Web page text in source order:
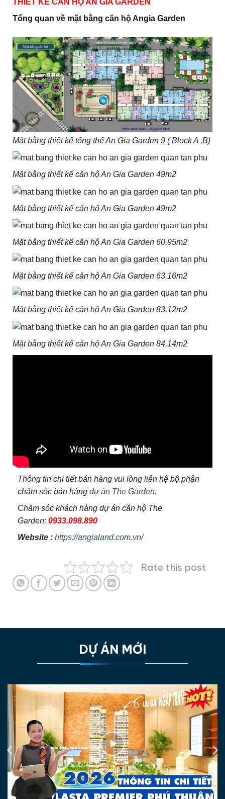
Tổng quan về mặt bằng căn hộ Angia Garden
Mặt bằng thiết kế tổng thể An Gia Garden 9 ( Block A ,B)
Mặt bằng thiết kế căn hộ An Gia Garden 49m2
Mặt bằng thiết kế căn hộ An Gia Garden 49m2
Mặt bằng thiết kế căn hộ An Gia Garden 60,95m2
Mặt bằng thiết kế căn hộ An Gia Garden 63,16m2
Mặt bằng thiết kế căn hộ An Gia Garden 83,12m2
Mặt bằng thiết kế căn hộ An Gia Garden 84,14m2
Thông tin chi tiết bán hàng vui lòng liên hệ bộ phận
chăm sóc bán hàng dự án The Garden:
Chăm sóc khách hàng dự án căn hộ The
Garden: 0933.098.890
Website : https://angialand.com.vn/
Rate this post
DỰ ÁN MỚI